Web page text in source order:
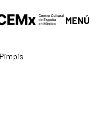
MENÚ